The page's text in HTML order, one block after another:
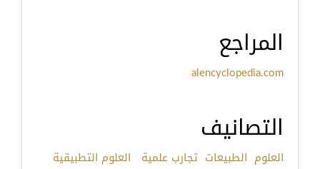
المراجع
alencyclopedia.com
التصانيف
العلوم الطبيعات تجارب علمية العلوم التطبيقية